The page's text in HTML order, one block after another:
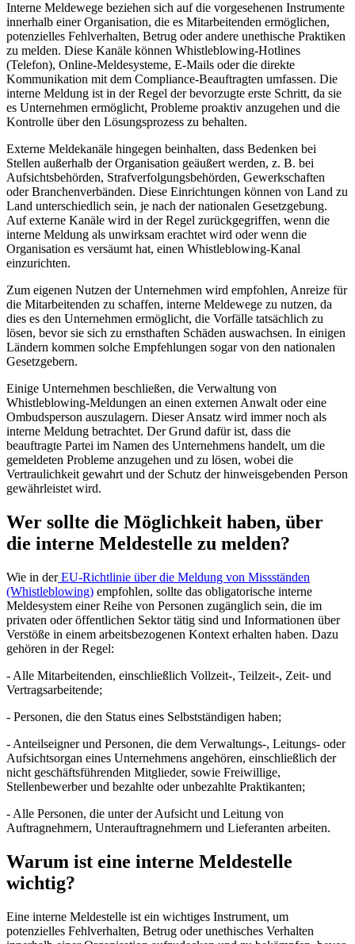
Interne Meldewege beziehen sich auf die vorgesehenen Instrumente
innerhalb einer Organisation, die es Mitarbeitenden ermöglichen,
potenzielles Fehlverhalten, Betrug oder andere unethische Praktiken
zu melden. Diese Kanäle können Whistleblowing-Hotlines
(Telefon), Online-Meldesysteme, E-Mails oder die direkte
Kommunikation mit dem Compliance-Beauftragten umfassen. Die
interne Meldung ist in der Regel der bevorzugte erste Schritt, da sie
es Unternehmen ermöglicht, Probleme proaktiv anzugehen und die
Kontrolle über den Lösungsprozess zu behalten.
Externe Meldekanäle hingegen beinhalten, dass Bedenken bei
Stellen außerhalb der Organisation geäußert werden, z. B. bei
Aufsichtsbehörden, Strafverfolgungsbehörden, Gewerkschaften
oder Branchenverbänden. Diese Einrichtungen können von Land zu
Land unterschiedlich sein, je nach der nationalen Gesetzgebung.
Auf externe Kanäle wird in der Regel zurückgegriffen, wenn die
interne Meldung als unwirksam erachtet wird oder wenn die
Organisation es versäumt hat, einen Whistleblowing-Kanal
einzurichten.
Zum eigenen Nutzen der Unternehmen wird empfohlen, Anreize für
die Mitarbeitenden zu schaffen, interne Meldewege zu nutzen, da
dies es den Unternehmen ermöglicht, die Vorfälle tatsächlich zu
lösen, bevor sie sich zu ernsthaften Schäden auswachsen. In einigen
Ländern kommen solche Empfehlungen sogar von den nationalen
Gesetzgebern.
Einige Unternehmen beschließen, die Verwaltung von
Whistleblowing-Meldungen an einen externen Anwalt oder eine
Ombudsperson auszulagern. Dieser Ansatz wird immer noch als
interne Meldung betrachtet. Der Grund dafür ist, dass die
beauftragte Partei im Namen des Unternehmens handelt, um die
gemeldeten Probleme anzugehen und zu lösen, wobei die
Vertraulichkeit gewahrt und der Schutz der hinweisgebenden Person
gewährleistet wird.
Wer sollte die Möglichkeit haben, über
die interne Meldestelle zu melden?
Wie in derEU-Richtlinie über die Meldung von Missständen
(Whistleblowing) empfohlen, sollte das obligatorische interne
Meldesystem einer Reihe von Personen zugänglich sein, die im
privaten oder öffentlichen Sektor tätig sind und Informationen über
Verstöße in einem arbeitsbezogenen Kontext erhalten haben. Dazu
gehören in der Regel:
- Alle Mitarbeitenden, einschließlich Vollzeit-, Teilzeit-, Zeit- und
Vertragsarbeitende;
- Personen, die den Status eines Selbstständigen haben;
- Anteilseigner und Personen, die dem Verwaltungs-, Leitungs- oder
Aufsichtsorgan eines Unternehmens angehören, einschließlich der
nicht geschäftsführenden Mitglieder, sowie Freiwillige,
Stellenbewerber und bezahlte oder unbezahlte Praktikanten;
- Alle Personen, die unter der Aufsicht und Leitung von
Auftragnehmern, Unterauftragnehmern und Lieferanten arbeiten.
Warum ist eine interne Meldestelle
wichtig?
Eine interne Meldestelle ist ein wichtiges Instrument, um
potenzielles Fehlverhalten, Betrug oder unethisches Verhalten